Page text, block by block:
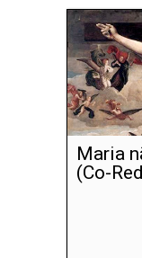
Maria
(Co-